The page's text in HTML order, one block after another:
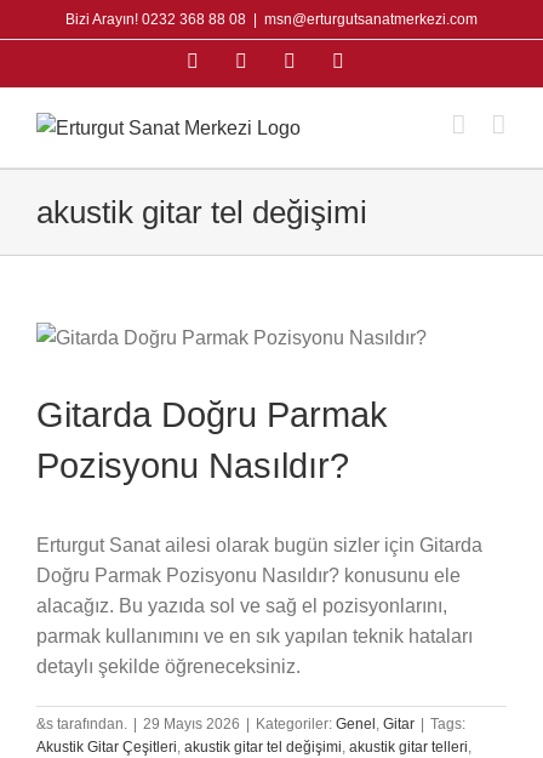
to
Bizi Arayın! 0232 368 88 08 msn@erturgutsanatmerkezi.com
FacebookInstagram
akustik gitar tel değişimi
Gitarda Doğru Parmak
Pozisyonu Nasıldır?
Erturgut Sanat ailesi olarak bugün sizler için Gitarda
Doğru Parmak Pozisyonu Nasıldır? konusunu ele
alacağız. Bu yazıda sol ve sağ el pozisyonlarını,
parmak kullanımını ve en sık yapılan teknik hataları
detaylı şekilde öğreneceksiniz.
&s tarafından. | 29 Mayıs 2026 | Kategoriler: Genel Gitar | Tags:
Akustik Gitar Çeşitleri akustik gitar tel değişimi akustik gitar telleri